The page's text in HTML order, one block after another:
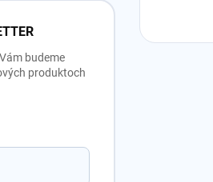
budeme
produktoch